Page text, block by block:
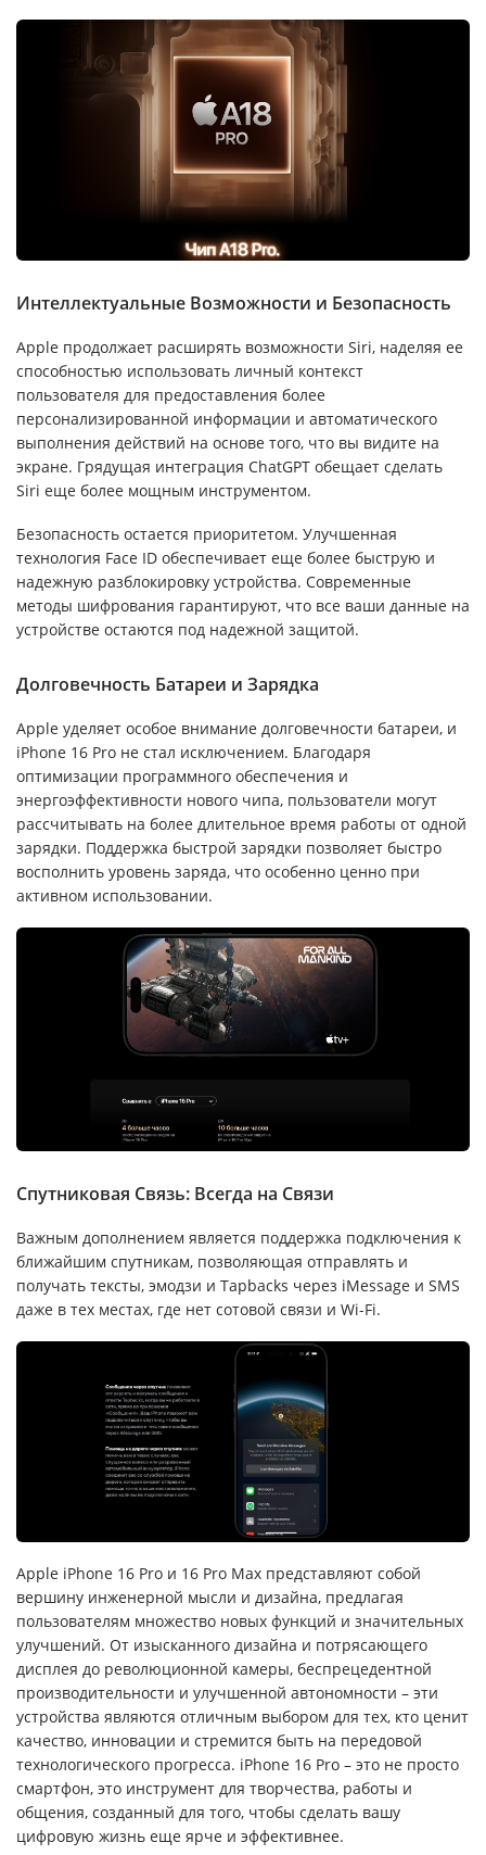
Интеллектуальные Возможности и Безопасность
Apple продолжает расширять возможности Siri, наделяя ее
способностью использовать личный контекст
пользователя для предоставления более
персонализированной информации и автоматического
выполнения действий на основе того, что вы видите на
экране. Грядущая интеграция ChatGPT обещает сделать
Siri еще более мощным инструментом.
Безопасность остается приоритетом. Улучшенная
технология Face ID обеспечивает еще более быструю и
надежную разблокировку устройства. Современные
методы шифрования гарантируют, что все ваши данные на
устройстве остаются под надежной защитой.
Долговечность Батареи и Зарядка
Apple уделяет особое внимание долговечности батареи, и
iPhone 16 Pro не стал исключением. Благодаря
оптимизации программного обеспечения и
энергоэффективности нового чипа, пользователи могут
рассчитывать на более длительное время работы от одной
зарядки. Поддержка быстрой зарядки позволяет быстро
восполнить уровень заряда, что особенно ценно при
активном использовании.
Спутниковая Связь: Всегда на Связи
Важным дополнением является поддержка подключения к
ближайшим спутникам, позволяющая отправлять и
получать тексты, эмодзи и Tapbacks через iMessage и SMS
даже в тех местах, где нет сотовой связи и Wi-Fi.
Apple iPhone 16 Pro и 16 Pro Max представляют собой
вершину инженерной мысли и дизайна, предлагая
пользователям множество новых функций и значительных
улучшений. От изысканного дизайна и потрясающего
дисплея до революционной камеры, беспрецедентной
производительности и улучшенной автономности – эти
устройства являются отличным выбором для тех, кто ценит
качество, инновации и стремится быть на передовой
технологического прогресса. iPhone 16 Pro – это не просто
смартфон, это инструмент для творчества, работы и
общения, созданный для того, чтобы сделать вашу
цифровую жизнь еще ярче и эффективнее.